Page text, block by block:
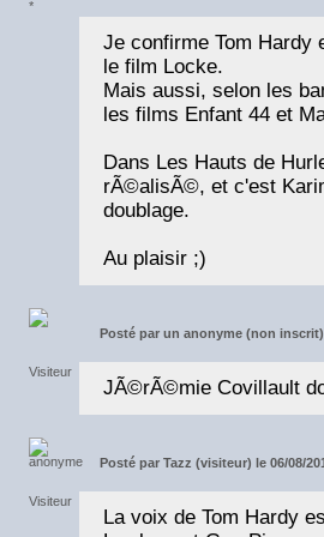
Je confirme Tom
le film Locke.
Mais aussi, selon les
les films Enfant 44 et
Dans Les Hauts de
rÃ©alisÃ©, et c'est
doublage.
Au plaisir ;)
Posté par un anonyme (non inscrit)
JÃ©rÃ©mie Covillault
Posté par Tazz (visiteur) le 06/08/
La voix de Tom Hardy